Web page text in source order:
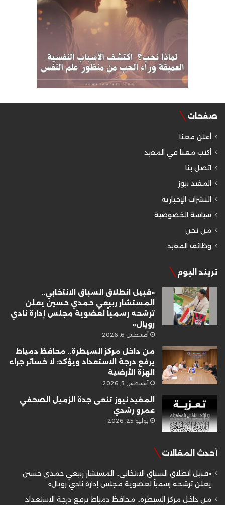
صفحات
أعلن معنا
أكتب معنا في المفيد
اتصل بنا
المفيد نيوز
النشرات الإخبارية
سياسة الخصوصية
من نحن
وظائف المفيد
تريند اليوم
«قبيل انطلاق السباق الانتخابي..
المستشار ربيعي حمدي حسين يعلن
ترشحه رسمياً لعضوية مجلس إدارة نادي
رويال»
أغسطس 6, 2026
من داخل مركز السيطرة.. محافظ دمياط
يرفع درجة الاستعداد ويؤكد: لا خسائر جراء
الهزة الأرضية
أغسطس 3, 2026
المفيد نيوز تنعى جدة الزميل الصحفي
عمرو رشدي
يوليو 25, 2026
أحدث المقالات
«قبيل انطلاق السباق الانتخابي.. المستشار ربيعي حمدي حسين
يعلن ترشحه رسمياً لعضوية مجلس إدارة نادي رويال»
من داخل مركز السيطرة.. محافظ دمياط يرفع درجة الاستعداد